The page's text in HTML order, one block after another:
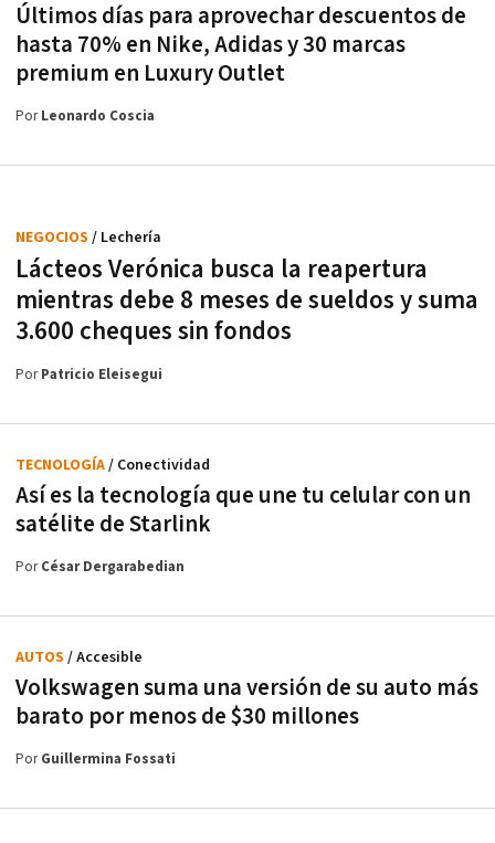
Últimos días para aprovechar descuentos de
hasta 70% en Nike, Adidas y 30 marcas
premium en Luxury Outlet
PorLeonardo Coscia
Lácteos Verónica busca la reapertura
mientras debe 8 meses de sueldos y suma
3.600 cheques sin fondos
NEGOCIOS / Lechería
PorPatricio Eleisegui
Así es la tecnología que une tu celular con un
satélite de Starlink
TECNOLOGÍA/ Conectividad
PorCésar Dergarabedian
Volkswagen suma una versión de su auto más
barato por menos de $30 millones
AUTOS / Accesible
PorGuillermina Fossati